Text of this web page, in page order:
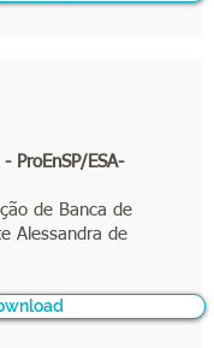
ProEnSP/ESA-
de Banca de
Alessandra de